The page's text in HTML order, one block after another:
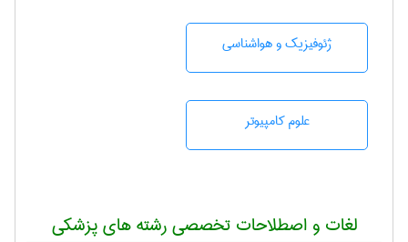
ژئوفيزيك و هواشناسی
علوم کامپیوتر
لغات و اصطلاحات تخصصی رشته های پزشکی